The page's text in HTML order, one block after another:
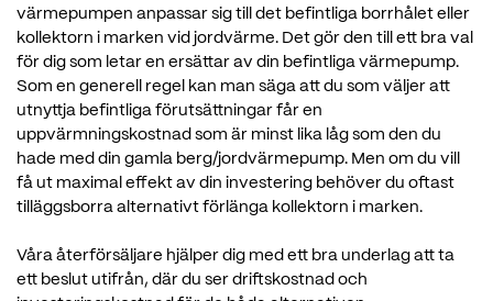
värmepumpen anpassar sig till det befintliga borrhålet eller
kollektorn i marken vid jordvärme. Det gör den till ett bra val
för dig som letar en ersättar av din befintliga värmepump.
Som en generell regel kan man säga att du som väljer att
utnyttja befintliga förutsättningar får en
uppvärmningskostnad som är minst lika låg som den du
hade med din gamla berg/jordvärmepump. Men om du vill
få ut maximal effekt av din investering behöver du oftast
tilläggsborra alternativt förlänga kollektorn i marken.
Våra återförsäljare hjälper dig med ett bra underlag att ta
ett beslut utifrån, där du ser driftskostnad och